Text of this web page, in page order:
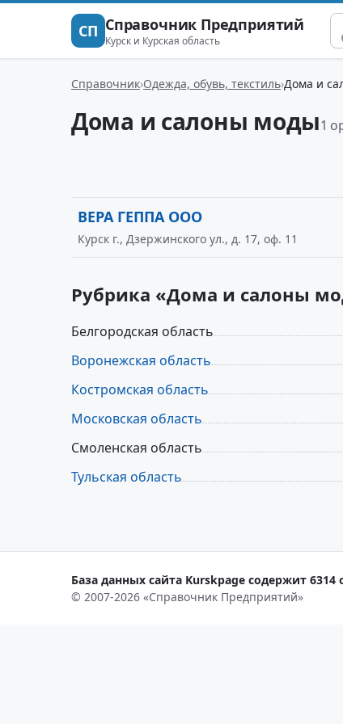
СП Справочник Предприятий
Курск и Курская область
Справочник Одежда, обувь, текстиль Дома и
Дома и салоны моды1
ВЕРА ГЕППА ООО
Курск г., Дзержинского ул., д. 17, оф. 11
Рубрика «Дома и салоны
Белгородская область
Воронежская область
Костромская область
Московская область
Смоленская область
Тульская область
База данных сайта Kurskpage содержит
© 2007-2026 «Справочник Предприятий»